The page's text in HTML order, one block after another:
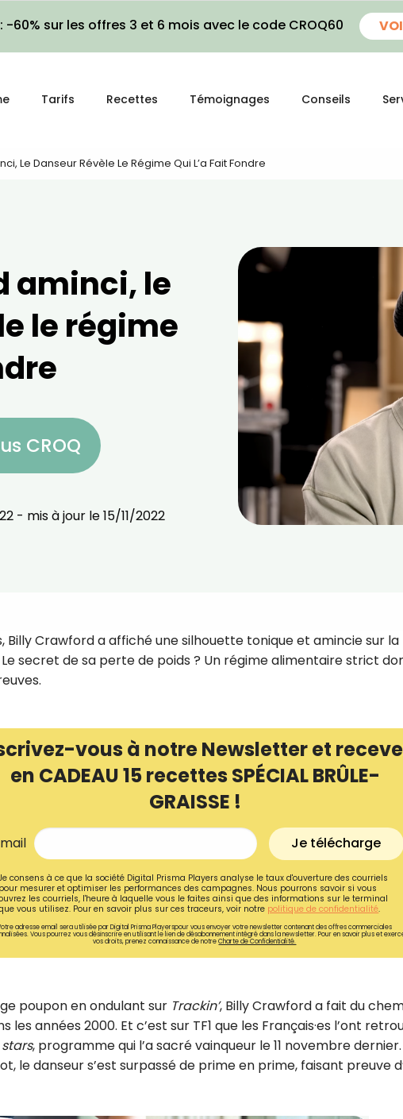
: -60% sur les offres 3 et 6 mois avec le code CROQ60
Tarifs Recettes Témoignages Conseils
Le Danseur Révèle Le Régime Qui L’a Fait Fondre
aminci, le
le régime
CROQ
- mis à jour le15/11/2022
Billy Crawford a affiché une silhouette tonique et amincie sur la
Le secret de sa perte de poids ? Un régime alimentaire strict
vous à notre Newsletter et
en CADEAU 15 recettes SPÉCIAL BRÛLE-
GRAISSE !
Je télécharge
consens à ce que la société Digital Prisma Players analyse le taux d'ouverture des courriels
pour mesurer et optimiser les performances des campagnes. Nous pourrons savoir si vous
les courriels, l'heure à laquelle vous le faites ainsi que des informations sur le terminal
vous utilisez. Pour en savoir plus sur ces traceurs, voir notre politique de confidentialité.
adresse email sera utilisée par Digital Prisma Playerspour vous envoyer votre newsletter contenant des offres commerciales
Vous pourrez vous désinscrire en utilisant le lien de désabonnement intégré dans la newsletter. Pour en savoir plus et
vos droits, prenez connaissance de notreCharte de Confidentialité.
poupon en ondulant sur Trackin’, Billy Crawford a fait du
années 2000. Et c’est sur TF1 que les Français·es l’ont
, programme qui l’a sacré vainqueur le 11 novembre
le danseur s’est surpassé de prime en prime, faisant preuve